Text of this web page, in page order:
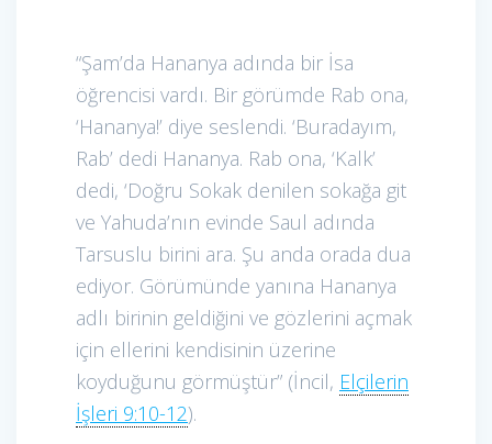
“Şam’da Hananya adında bir İsa
öğrencisi vardı. Bir görümde Rab ona,
‘Hananya!’ diye seslendi. ‘Buradayım,
Rab’ dedi Hananya. Rab ona, ‘Kalk’
dedi, ‘Doğru Sokak denilen sokağa git
ve Yahuda’nın evinde Saul adında
Tarsuslu birini ara. Şu anda orada dua
ediyor. Görümünde yanına Hananya
adlı birinin geldiğini ve gözlerini açmak
için ellerini kendisinin üzerine
koyduğunu görmüştür” (İncil, Elçilerin
İşleri 9:10-12).